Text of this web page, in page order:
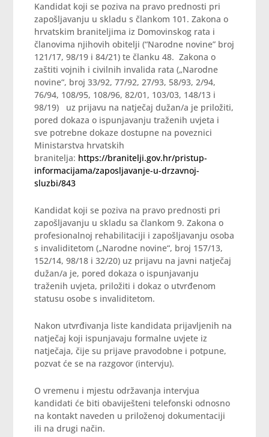
Kandidat koji se poziva na pravo prednosti pri
zapošljavanju u skladu s člankom 101. Zakona o
hrvatskim braniteljima iz Domovinskog rata i
članovima njihovih obitelji (“Narodne novine” broj
121/17, 98/19 i 84/21) te članku 48. Zakona o
zaštiti vojnih i civilnih invalida rata („Narodne
novine“, broj 33/92, 77/92, 27/93, 58/93, 2/94,
76/94, 108/95, 108/96, 82/01, 103/03, 148/13 i
98/19) uz prijavu na natječaj dužan/a je priložiti,
pored dokaza o ispunjavanju traženih uvjeta i
sve potrebne dokaze dostupne na poveznici
Ministarstva hrvatskih
branitelja: https://branitelji.gov.hr/pristup-
informacijama/zaposljavanje-u-drzavnoj-
sluzbi/843
Kandidat koji se poziva na pravo prednosti pri
zapošljavanju u skladu sa člankom 9. Zakona o
profesionalnoj rehabilitaciji i zapošljavanju osoba
s invaliditetom („Narodne novine“, broj 157/13,
152/14, 98/18 i 32/20) uz prijavu na javni natječaj
dužan/a je, pored dokaza o ispunjavanju
traženih uvjeta, priložiti i dokaz o utvrđenom
statusu osobe s invaliditetom.
Nakon utvrđivanja liste kandidata prijavljenih na
natječaj koji ispunjavaju formalne uvjete iz
natječaja, čije su prijave pravodobne i potpune,
pozvat će se na razgovor (intervju).
O vremenu i mjestu održavanja intervjua
kandidati će biti obaviješteni telefonski odnosno
na kontakt naveden u priloženoj dokumentaciji
ili na drugi način.